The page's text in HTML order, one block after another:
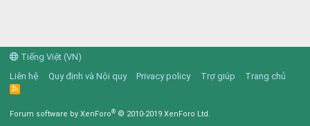
Tiếng Việt (VN)
Liên hệ
Quy định và Nội quy Privacy policy Trợ giúp Trang chủ
R
S
Forum software by XenForo® © 2010-2019 XenForo Ltd.